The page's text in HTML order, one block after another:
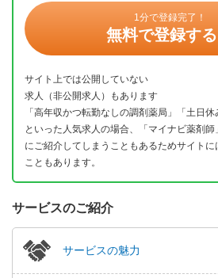
1分で登録完了！
無料で登録する
サイト上では公開していない
求人（非公開求人）もあります
「高年収かつ転勤なしの調剤薬局」「土日休
といった人気求人の場合、「マイナビ薬剤
にご紹介してしまうこともあるためサイト
こともあります。
サービスのご紹介
サービスの魅力